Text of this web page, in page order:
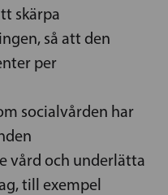
skärpa
så att den
per
socialvården har
vård och underlätta
till exempel